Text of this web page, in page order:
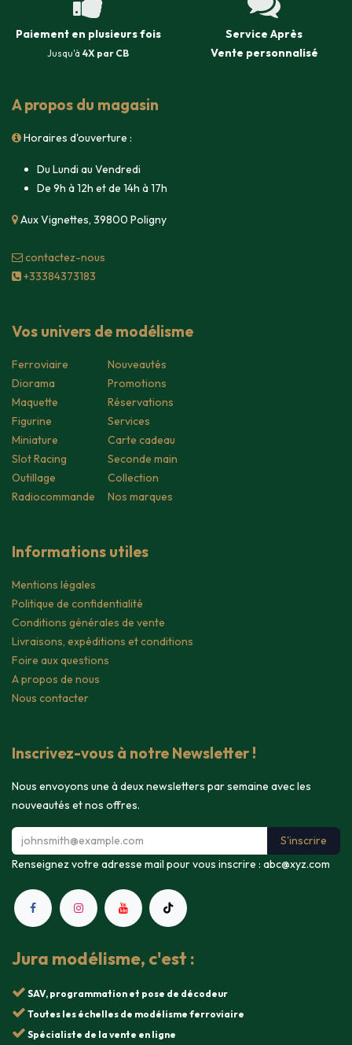
Paiement en plusieurs fois
Jusqu'à 4X par CB
Service Après
Vente personnalisé
A propos du magasin
Horaires d'ouverture :
Du Lundi au Vendredi
De 9h à 12h et de 14h à 17h
Aux Vignettes, 39800 Poligny
contacte​z-nous
+33384373183
Vos univers de modélisme
Ferroviaire
Diorama
Maquette
Figurine
Miniature
Slot Racing
Outillage
Radiocommande
Nouveautés
Promotions
Réservations
Services
Carte cadeau
Seconde main
Collection
Nos marques
Informations utiles
Mentions légales
Politique de confidentialité
Conditions générales de vente
Livraisons, expéditions et conditions
Foire aux questions
A propos de nous
Nous contacter
Inscrivez-vous à notre Newsletter !
Nous envoyons une à deux newsletters par semaine avec les
nouveautés et nos offres.
S'inscrire
Renseignez votre adresse mail pour vous inscrire : abc@xyz.com
Jura modélisme, c'est :
SAV, programmation et pose de décodeur
Toutes les échelles de modélisme ferroviaire
Spécialiste de la vente en ligne